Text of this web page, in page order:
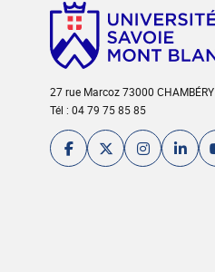
27 rue Marcoz 73000 CHAMBÉRY
Tél : 04 79 75 85 85